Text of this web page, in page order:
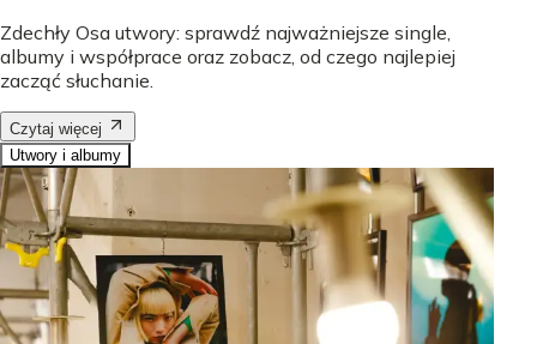
Zdechły Osa utwory: sprawdź najważniejsze single,
albumy i współprace oraz zobacz, od czego najlepiej
zacząć słuchanie.
Czytaj więcej
Utwory i albumy